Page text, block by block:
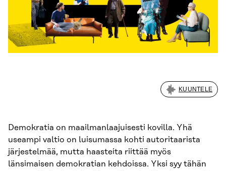
KUUNTELE
Demokratia on maailmanlaajuisesti kovilla. Yhä
useampi valtio on luisumassa kohti autoritaarista
järjestelmää, mutta haasteita riittää myös
länsimaisen demokratian kehdoissa. Yksi syy tähän